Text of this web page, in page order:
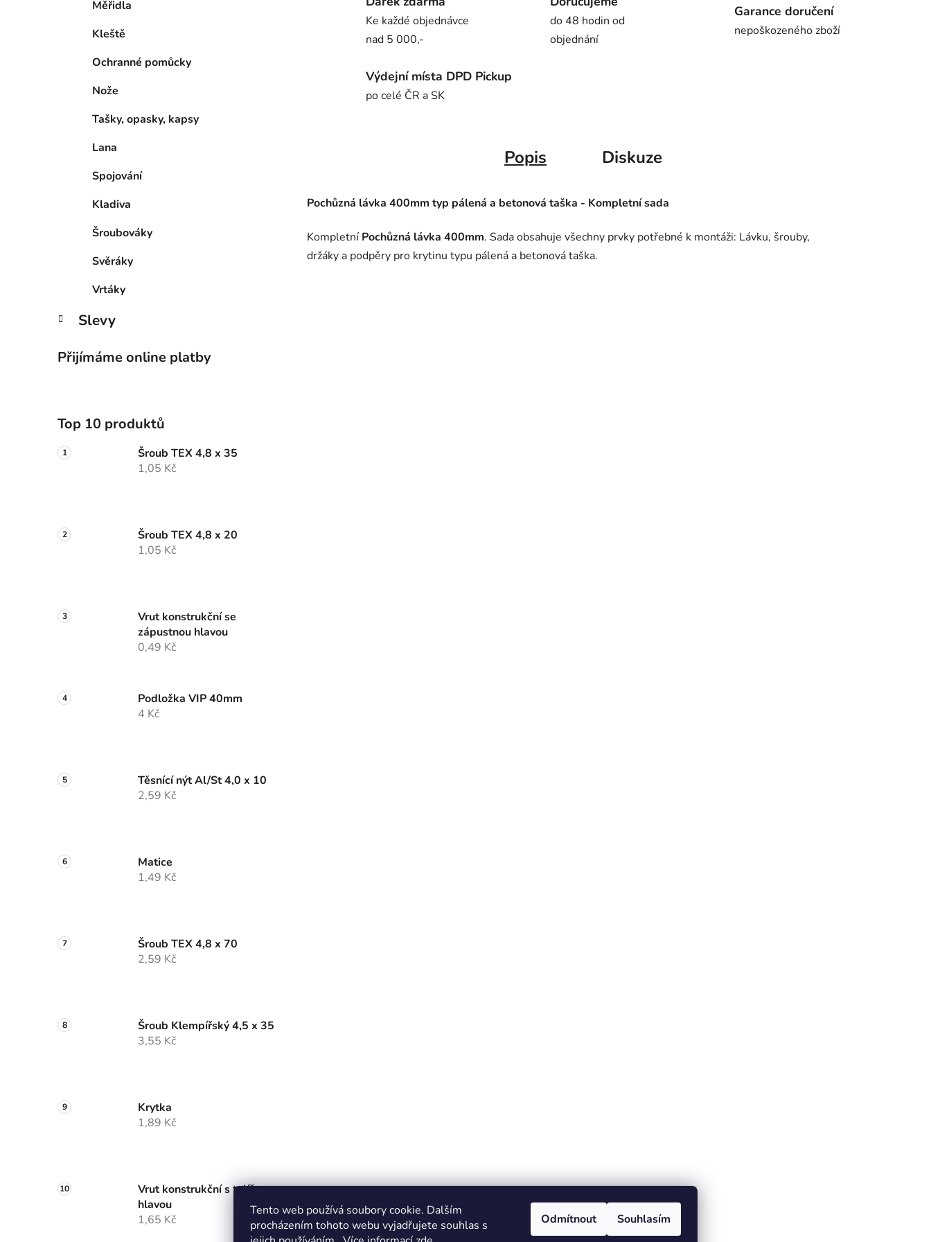
Tento web používá soubory cookie. Dalším
procházením tohoto webu vyjadřujete souhlas s
Odmítnout Souhlasím
Měřidla
Kleště
Ochranné pomůcky
Nože
Tašky, opasky, kapsy
Lana
Spojování
Kladiva
Šroubováky
Svěráky
Vrtáky
Slevy
Přijímáme online platby
Top 10 produktů
Šroub TEX 4,8 x 35
1,05 Kč
Šroub TEX 4,8 x 20
1,05 Kč
Vrut konstrukční se
zápustnou hlavou
0,49 Kč
Podložka VIP 40mm
4 Kč
Těsnící nýt Al/St 4,0 x 10
2,59 Kč
Matice
1,49 Kč
Šroub TEX 4,8 x 70
2,59 Kč
Šroub Klempířský 4,5 x 35
3,55 Kč
Krytka
1,89 Kč
Vrut konstrukční s talířovou
hlavou
1,65 Kč
Ke každé objednávce
nad 5 000,-
do 48 hodin od
objednání
Garance doručení
nepoškozeného zboží
Výdejní místa DPD Pickup
po celé ČR a SK
Popis Diskuze
Pochůzná lávka 400mm typ pálená a betonová taška - Kompletní sada
Kompletní Pochůzná lávka 400mm. Sada obsahuje všechny prvky potřebné k montáži: Lávku, šrouby,
držáky a podpěry pro krytinu typu pálená a betonová taška.